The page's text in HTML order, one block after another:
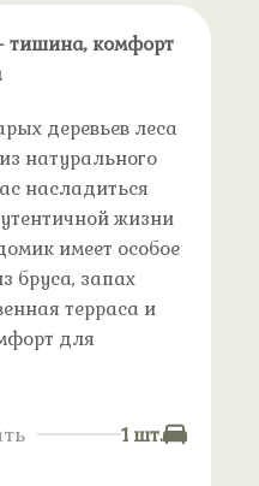
тишина, комфорт
деревьев леса
натурального
насладиться
жизни
имеет особое
бруса, запах
терраса и
для
1 шт.